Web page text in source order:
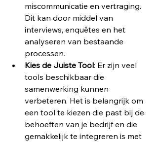
miscommunicatie en vertraging.
Dit kan door middel van
interviews, enquêtes en het
analyseren van bestaande
processen.
Kies de Juiste Tool: Er zijn veel
tools beschikbaar die
samenwerking kunnen
verbeteren. Het is belangrijk om
een tool te kiezen die past bij de
behoeften van je bedrijf en die
gemakkelijk te integreren is met